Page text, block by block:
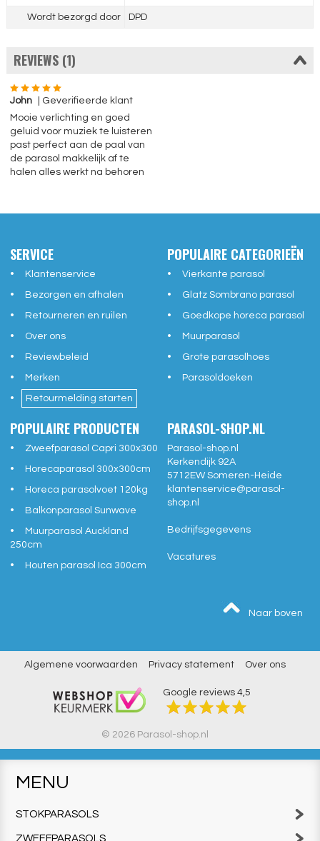
Wordt bezorgd door DPD
REVIEWS (1)
John
| Geverifieerde klant
Mooie verlichting en goed
geluid voor muziek te luisteren
past perfect aan de paal van
de parasol makkelijk af te
halen alles werkt na behoren
SERVICE
Klantenservice
Bezorgen en afhalen
Retourneren en ruilen
Over ons
Reviewbeleid
Merken
Retourmelding starten
POPULAIRE CATEGORIEËN
Vierkante parasol
Glatz Sombrano parasol
Goedkope horeca parasol
Muurparasol
Grote parasolhoes
Parasoldoeken
POPULAIRE PRODUCTEN
Zweefparasol Capri 300x300
Horecaparasol 300x300cm
Horeca parasolvoet 120kg
Balkonparasol Sunwave
Muurparasol Auckland
250cm
Houten parasol Ica 300cm
PARASOL-SHOP.NL
Parasol-shop.nl
Kerkendijk 92A
5712EW Someren-Heide
klantenservice@parasol-
shop.nl
Bedrijfsgegevens
Vacatures
Naar boven
Algemene voorwaarden Privacy statement Over ons
Google reviews 4,5
© 2026 Parasol-shop.nl
MENU
STOKPARASOLS
ZWEEFPARASOLS